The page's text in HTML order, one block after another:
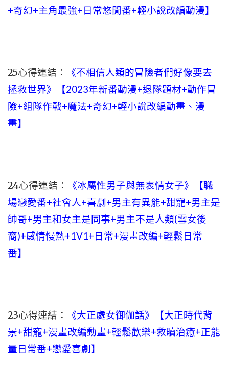
+奇幻+主角最強+日常悠閒番+輕小說改編動漫】
25心得連結：
《不相信人類的冒險者們好像要去
拯救世界》【2023年新番動漫+退隊題材+動作冒
險+組隊作戰+魔法+奇幻+輕小說改編動畫、漫
畫】
24心得連結：
《冰屬性男子與無表情女子》【職
場戀愛番+社會人+喜劇+男主有異能+甜寵+男主是
帥哥+男主和女主是同事+男主不是人類(雪女後
裔)+感情慢熱+1V1+日常+漫畫改編+輕鬆日常
番】
23心得連結：
《大正處女御伽話》【大正時代背
景+甜寵+漫畫改編動畫+輕鬆歡樂+救贖治癒+正能
量日常番+戀愛喜劇】